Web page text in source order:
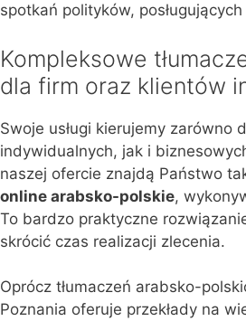
spotkań polityków,
Kompleksowe
dla firm oraz klientów
Swoje usługi kierujemy zarówno
indywidualnych, jak i
naszej ofercie znajdą Państwo
online arabsko-polskie,
To bardzo praktyczne
skrócić czas realizacji zlecenia.
Oprócz tłumaczeń arabsko-
Poznania oferuje przekłady na